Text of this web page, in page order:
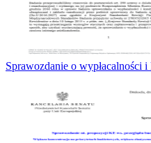
Sprawozdanie o wypłacalności